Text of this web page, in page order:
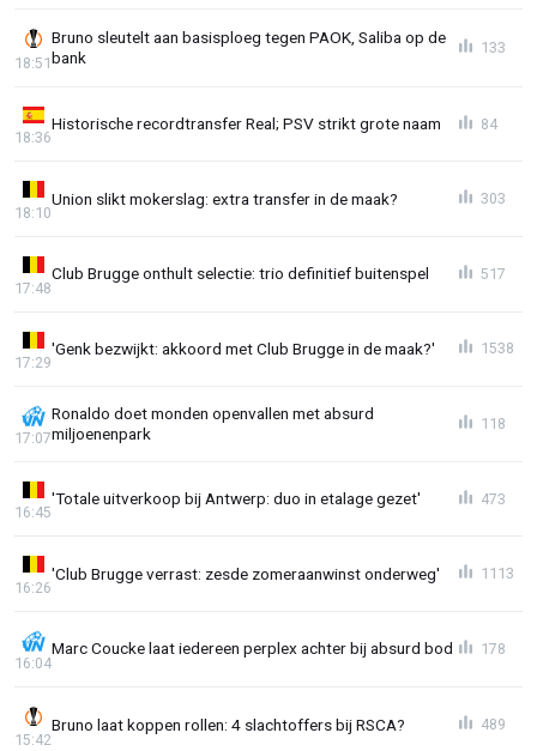
Bruno sleutelt aan basisploeg tegen PAOK, Saliba op de
bank
18:51
133
Historische recordtransfer Real; PSV strikt grote naam
18:36
84
Union slikt mokerslag: extra transfer in de maak?
18:10
303
Club Brugge onthult selectie: trio definitief buitenspel
17:48
517
'Genk bezwijkt: akkoord met Club Brugge in de maak?'
17:29
1538
Ronaldo doet monden openvallen met absurd
miljoenenpark
17:07
118
'Totale uitverkoop bij Antwerp: duo in etalage gezet'
16:45
473
'Club Brugge verrast: zesde zomeraanwinst onderweg'
16:26
1113
Marc Coucke laat iedereen perplex achter bij absurd bod
16:04
178
Bruno laat koppen rollen: 4 slachtoffers bij RSCA?
15:42
489